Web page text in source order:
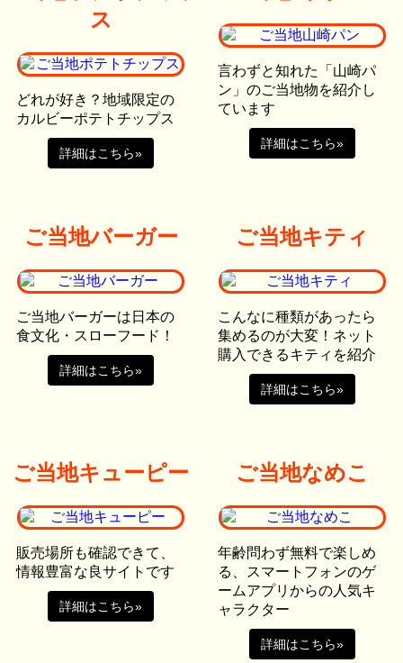
ス
どれが好き？地域限定の
カルビーポテトチップス
詳細はこちら»
言わずと知れた「山崎パ
ン」のご当地物を紹介し
ています
詳細はこちら»
ご当地バーガー
ご当地バーガーは日本の
食文化・スローフード！
詳細はこちら»
ご当地キティ
こんなに種類があったら
集めるのが大変！ネット
購入できるキティを紹介
詳細はこちら»
ご当地キューピー
販売場所も確認できて、
情報豊富な良サイトです
詳細はこちら»
ご当地なめこ
年齢問わず無料で楽しめ
る、スマートフォンのゲ
ームアプリからの人気キ
ャラクター
詳細はこちら»